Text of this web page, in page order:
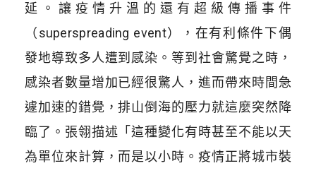
延。讓疫情升溫的還有超級傳播事件
（superspreading event），在有利條件下偶
發地導致多人遭到感染。等到社會驚覺之時，
感染者數量增加已經很驚人，進而帶來時間急
遽加速的錯覺，排山倒海的壓力就這麼突然降
臨了。張翎描述「這種變化有時甚至不能以天
為單位來計算，而是以小時。疫情正將城市裝